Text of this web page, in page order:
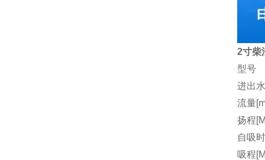
2寸柴
型号
进出
流量
扬程
自吸
吸程